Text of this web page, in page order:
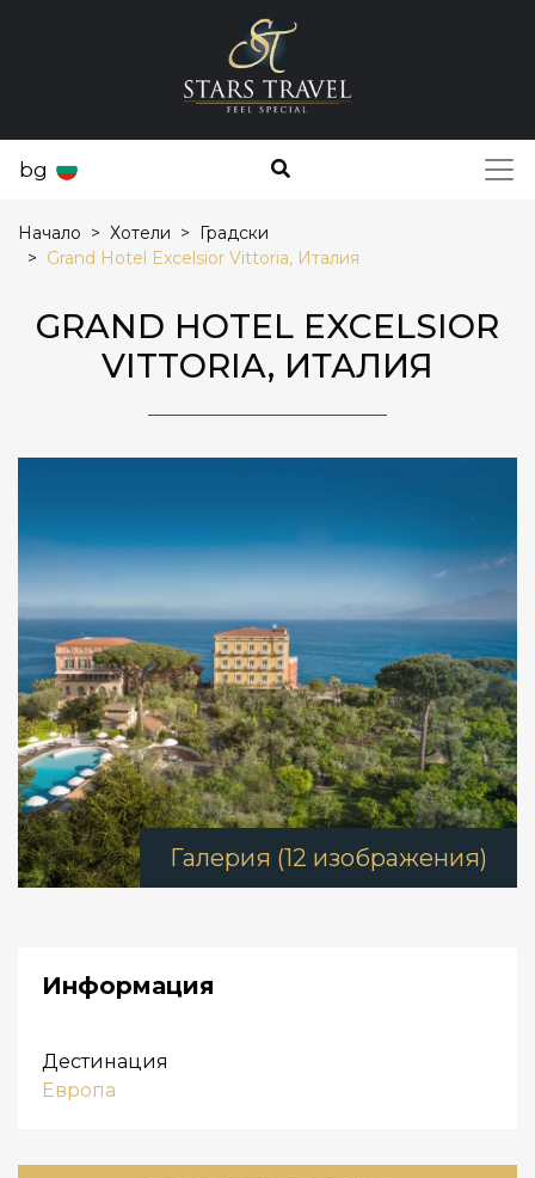
bg
Начало Хотели
Градски
Grand Hotel Excelsior Vittoria, Италия
GRAND HOTEL EXCELSIOR
VITTORIA, ИТАЛИЯ
Галерия (12 изображения)
Информация
Дестинация
Европа